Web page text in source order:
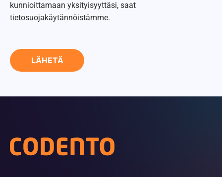
kunnioittamaan yksityisyyttäsi, saat
tietosuojakäytännöistämme.